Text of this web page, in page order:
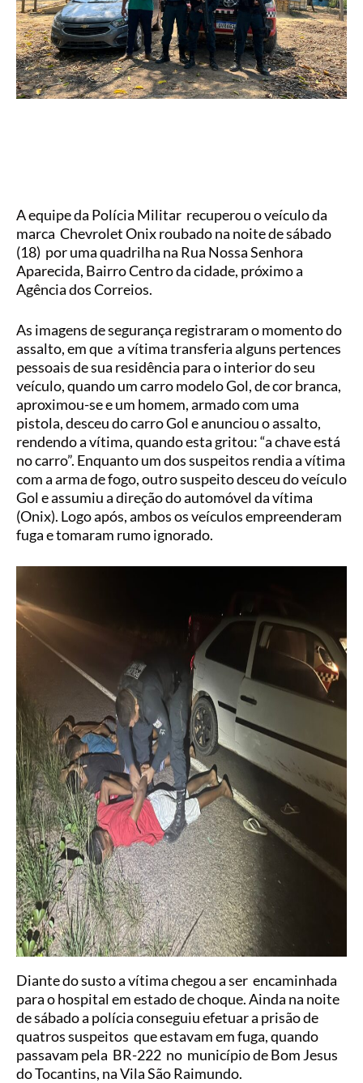
A equipe da Polícia Militar recuperou o veículo da
marca Chevrolet Onix roubado na noite de sábado
(18) por uma quadrilha na Rua Nossa Senhora
Aparecida, Bairro Centro da cidade, próximo a
Agência dos Correios.
As imagens de segurança registraram o momento do
assalto, em que a vítima transferia alguns pertences
pessoais de sua residência para o interior do seu
veículo, quando um carro modelo Gol, de cor branca,
aproximou-se e um homem, armado com uma
pistola, desceu do carro Gol e anunciou o assalto,
rendendo a vítima, quando esta gritou: “a chave está
no carro”. Enquanto um dos suspeitos rendia a vítima
com a arma de fogo, outro suspeito desceu do veículo
Gol e assumiu a direção do automóvel da vítima
(Onix). Logo após, ambos os veículos empreenderam
fuga e tomaram rumo ignorado.
Diante do susto a vítima chegou a ser encaminhada
para o hospital em estado de choque. Ainda na noite
de sábado a polícia conseguiu efetuar a prisão de
quatros suspeitos que estavam em fuga, quando
passavam pela BR-222 no município de Bom Jesus
do Tocantins, na Vila São Raimundo.